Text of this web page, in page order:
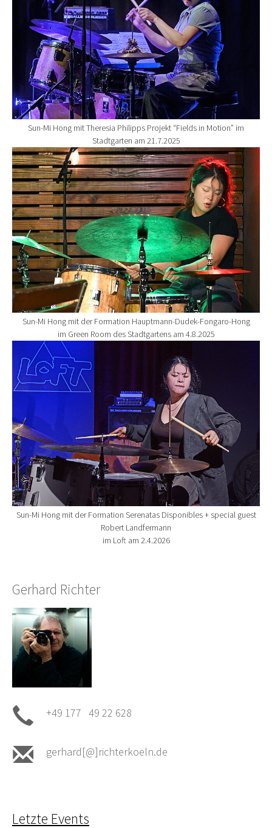
Sun-Mi Hong mit Theresia Philipps Projekt “Fields in Motion” im
Stadtgarten am 21.7.2025
Show larger version for:
Sun-Mi Hong mit der Formation Hauptmann-Dudek-Fongaro-Hong
im Green Room des Stadtgartens am 4.8.2025
Show larger version for:
Sun-Mi Hong mit der Formation Serenatas Disponibles + special guest
Robert Landfermann
im Loft am 2.4.2026
Gerhard Richter
+49 177 49 22 628
gerhard[@]richterkoeln.de
Letzte Events